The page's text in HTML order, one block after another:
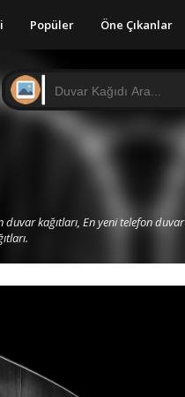
Popüler Öne Çıkanlar
kağıtları, En yeni telefon